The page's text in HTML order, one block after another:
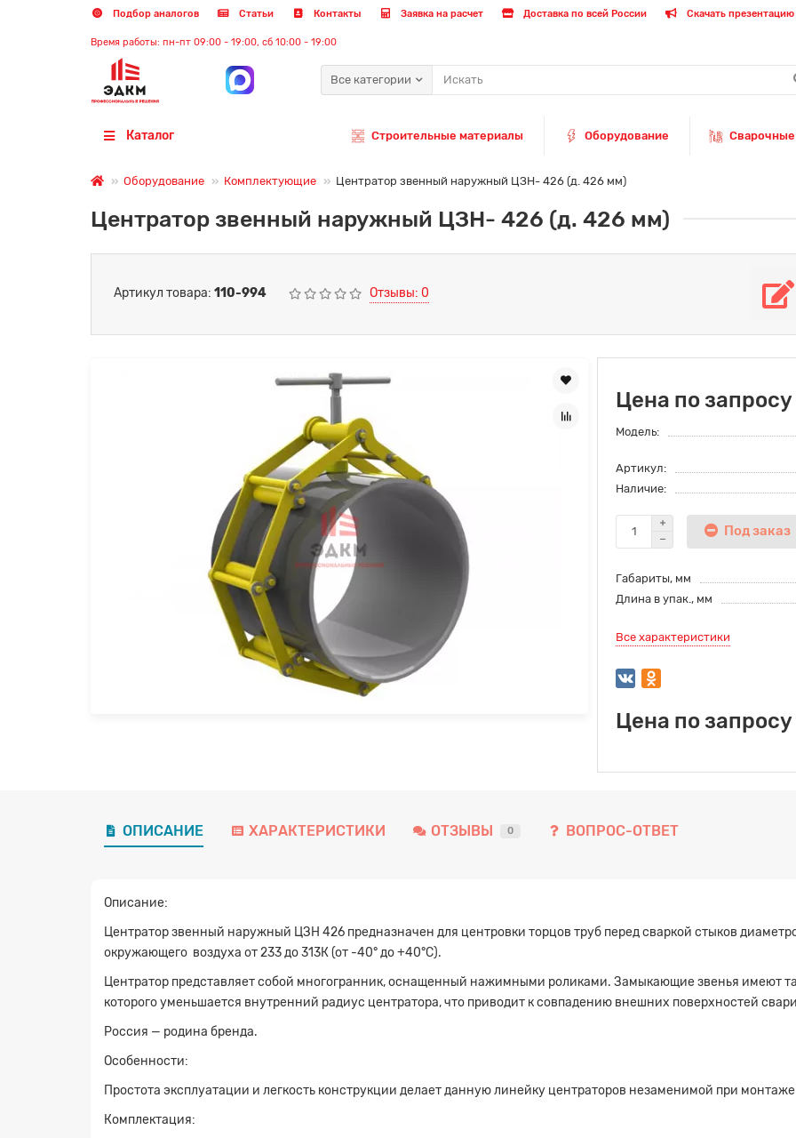
Подбор аналогов Статьи Контакты Заявка на расчет Доставка по всей России Скачать
Время работы: пн-пт 09:00 - 19:00, сб 10:00 - 19:00
Все категории
Каталог Строительные материалы Оборудование
Оборудование Комплектующие Центратор звенный наружный ЦЗН- 426 (д. 426 мм)
Центратор звенный наружный ЦЗН- 426 (д. 426 мм)
Артикул товара: 110-994 Отзывы: 0
Цена по запросу
Модель:
Артикул:
Наличие:
Под заказ
Габариты, мм
Длина в упак., мм
Все характеристики
Цена по запросу
ОПИСАНИЕ ХАРАКТЕРИСТИКИ ОТЗЫВЫ 0 ВОПРОС-ОТВЕТ
Описание:
Центратор звенный наружный ЦЗН 426 предназначен для центровки торцов труб перед сваркой стыков
окружающего воздуха от 233 до 313К (от -40° до +40°С).
Центратор представляет собой многогранник, оснащенный нажимными роликами. Замыкающие звенья имеют
которого уменьшается внутренний радиус центратора, что приводит к совпадению внешних поверхностей
Россия — родина бренда.
Особенности:
Простота эксплуатации и легкость конструкции делает данную линейку центраторов незаменимой при
Комплектация: